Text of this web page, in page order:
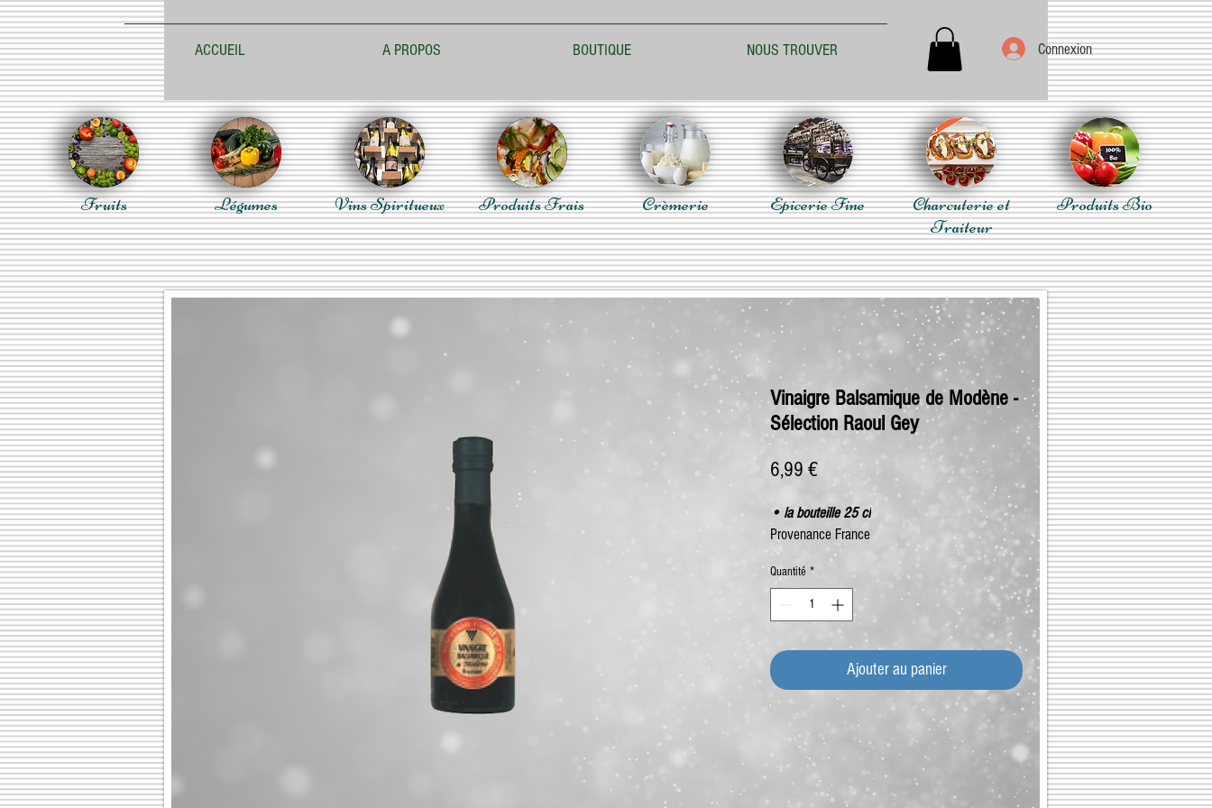
ACCUEIL A PROPOS BOUTIQUE NOUS TROUVER Connexion
Fruits Légumes Vins Spiritueux Produits Frais Crèmerie Epicerie Fine
Charcuterie et
Traiteur
Produits Bio
Vinaigre Balsamique de Modène -
Sélection Raoul Gey
6,99 €Prix
• la bouteille 25 cl
Provenance France
Quantité *
Ajouter au panier